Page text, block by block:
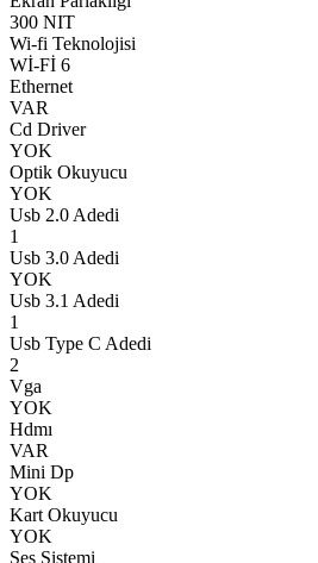
300 NIT
Wi-fi Teknolojisi
Wİ-Fİ 6
Ethernet
VAR
Cd Driver
YOK
Optik Okuyucu
YOK
Usb 2.0 Adedi
1
Usb 3.0 Adedi
YOK
Usb 3.1 Adedi
1
Usb Type C Adedi
2
Vga
YOK
Hdmı
VAR
Mini Dp
YOK
Kart Okuyucu
YOK
Ses Sistemi